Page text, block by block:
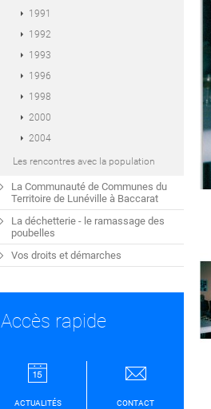
1991
1992
1993
1996
1998
2000
2004
Les rencontres avec la population
La Communauté de Communes du
Territoire de Lunéville à Baccarat
La déchetterie - le ramassage des
poubelles
Vos droits et démarches
Accès rapide
ACTUALITÉS CONTACT